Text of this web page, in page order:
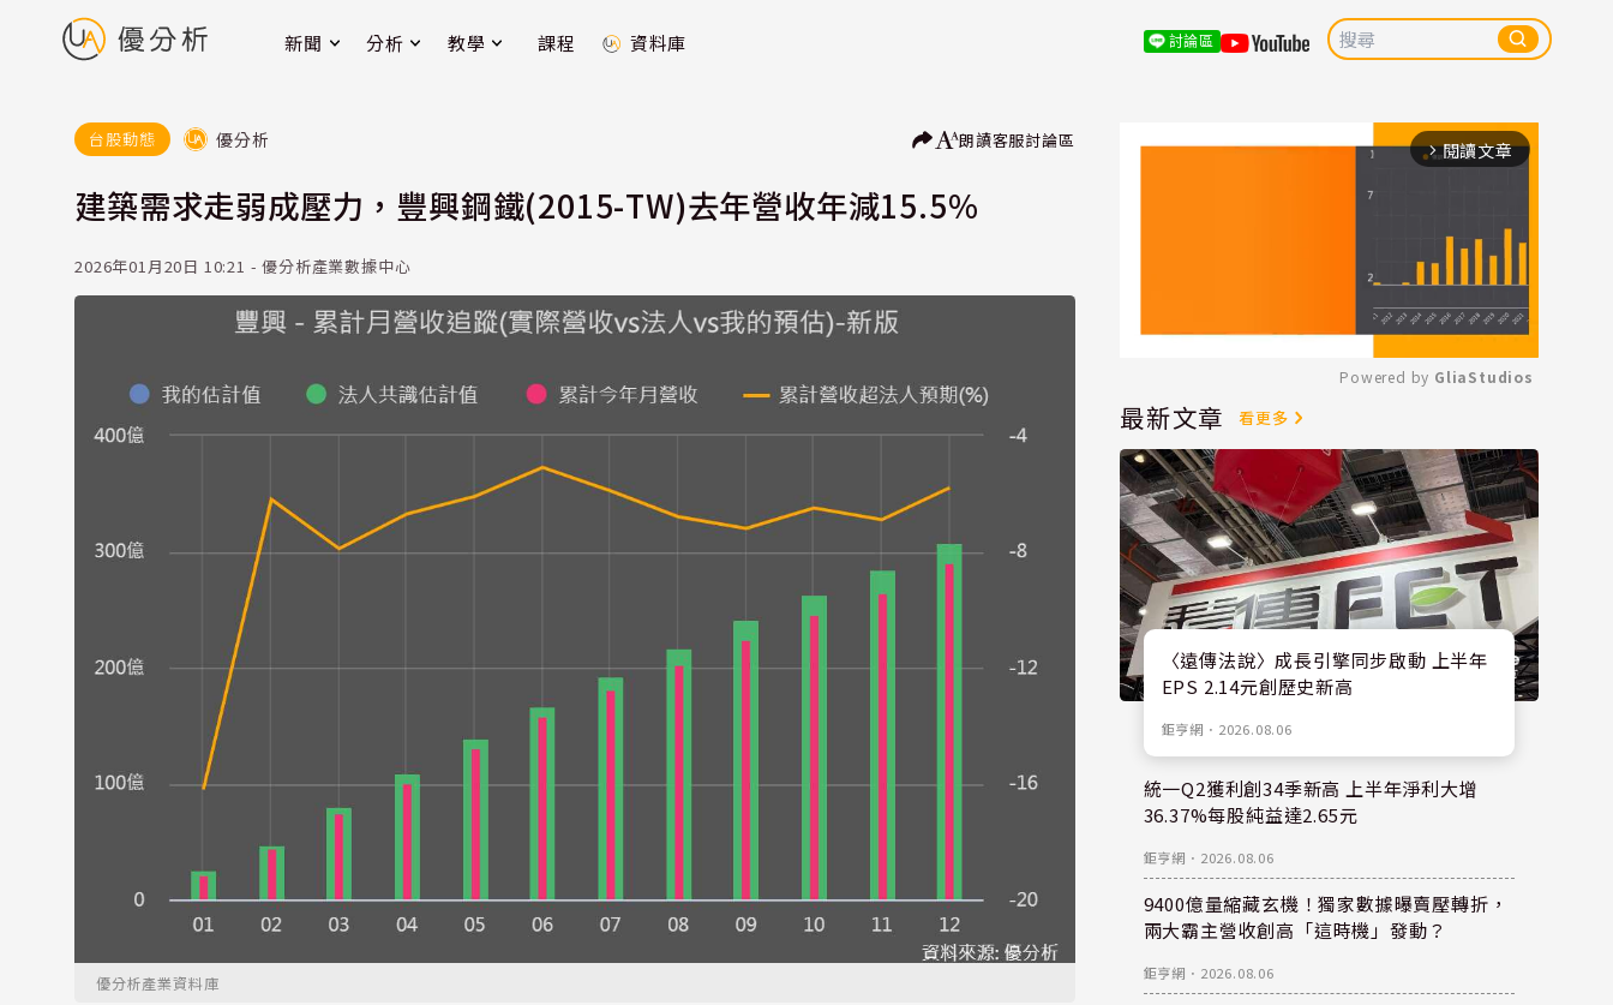
新聞 分析 教學 課程 資料庫 討論區
台股動態 優分析 朗讀客服討論區
建築需求走弱成壓力，豐興鋼鐵(2015-TW)去年營收年減15.5%
2026年01月20日 10:21 - 優分析產業數據中心
優分析產業資料庫
arrow_forward_ios 閱讀文章
Mute
Powered by GliaStudios
最新文章 看更多
〈遠傳法說〉成長引擎同步啟動 上半年
EPS 2.14元創歷史新高
鉅亨網 ． 2026.08.06
統一Q2獲利創34季新高 上半年淨利大增
36.37%每股純益達2.65元
鉅亨網 ． 2026.08.06
9400億量縮藏玄機！獨家數據曝賣壓轉折，
兩大霸主營收創高「這時機」發動？
鉅亨網 ． 2026.08.06